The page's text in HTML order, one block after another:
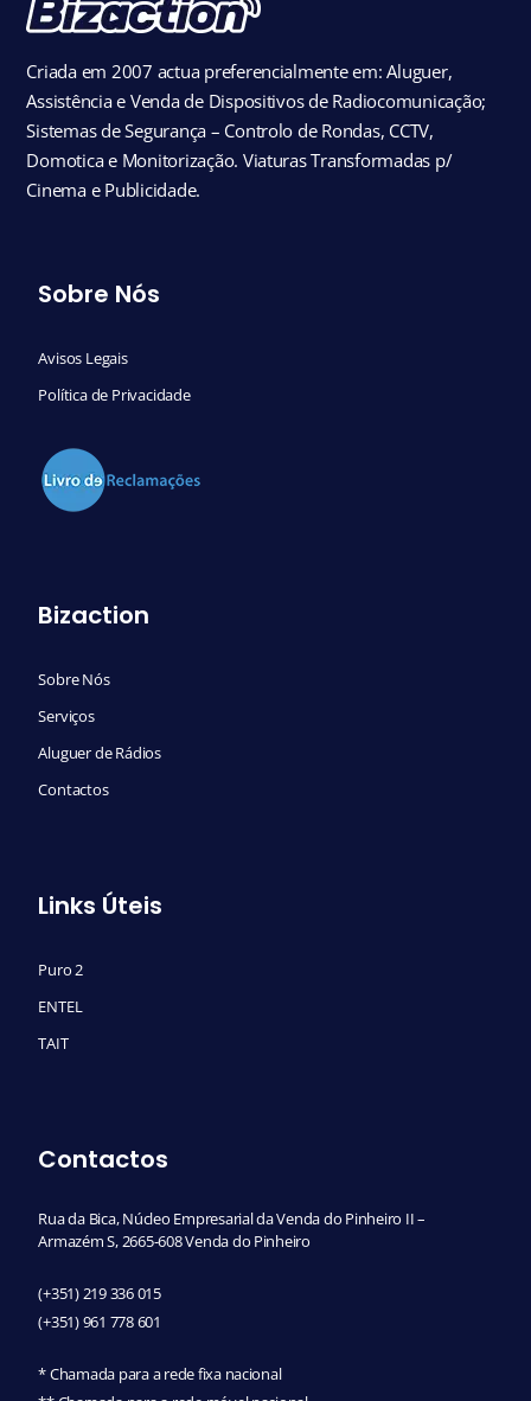
Criada em 2007 actua preferencialmente em: Aluguer,
Assistência e Venda de Dispositivos de Radiocomunicação;
Sistemas de Segurança – Controlo de Rondas, CCTV,
Domotica e Monitorização. Viaturas Transformadas p/
Cinema e Publicidade.
Sobre Nós
Avisos Legais
Política de Privacidade
Bizaction
Sobre Nós
Serviços
Aluguer de Rádios
Contactos
Links Úteis
Puro 2
ENTEL
TAIT
Contactos
Rua da Bica, Núcleo Empresarial da Venda do Pinheiro II –
Armazém S, 2665-608 Venda do Pinheiro
(+351) 219 336 015
(+351) 961 778 601
* Chamada para a rede fixa nacional